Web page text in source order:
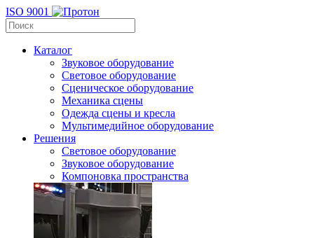
ISO 9001
Каталог
Звуковое оборудование
Световое оборудование
Сценическое оборудование
Механика сцены
Одежда сцены и кресла
Мультимедийное оборудование
Решения
Световое оборудование
Звуковое оборудование
Компоновка пространства